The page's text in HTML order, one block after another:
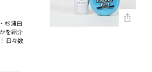
杉浦由
を紹介
日々数